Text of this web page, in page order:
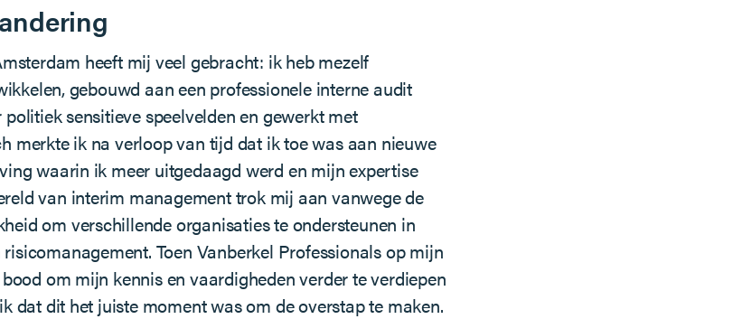
heeft mij veel gebracht: ik heb mezelf
gebouwd aan een professionele interne audit
sensitieve speelvelden en gewerkt met
merkte ik na verloop van tijd dat ik toe was aan nieuwe
waarin ik meer uitgedaagd werd en mijn expertise
van interim management trok mij aan vanwege de
om verschillende organisaties te ondersteunen in
Toen Vanberkel Professionals op mijn
om mijn kennis en vaardigheden verder te verdiepen
dat dit het juiste moment was om de overstap te maken.